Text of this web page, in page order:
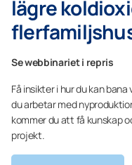
lägre
Se webbinariet i repris
Få insikter i hur du kan
du arbetar med
kommer du att få kunskap
projekt.